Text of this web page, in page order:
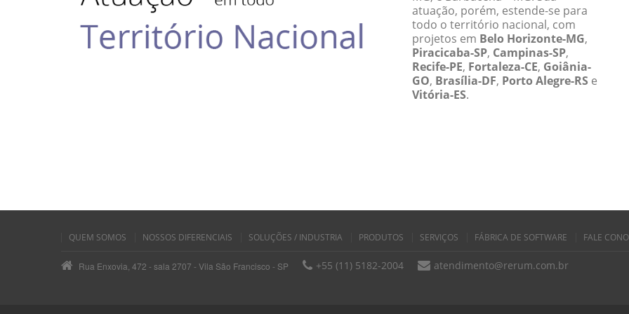
atuação, porém, estende-se para
todo o território nacional, com
projetos em Belo Horizonte-MG,
Piracicaba-SP, Campinas-SP,
Recife-PE, Fortaleza-CE, Goiânia-
GO, Brasília-DF, Porto Alegre-RS e
Vitória-ES.
QUEM SOMOS NOSSOS DIFERENCIAIS SOLUÇÕES / INDUSTRIA PRODUTOS SERVIÇOS FÁBRICA DE SOFTWARE FALE
Rua Enxovia, 472 - sala 2707 - Vila São Francisco - SP +55 (11) 5182-2004 atendimento@rerum.com.br